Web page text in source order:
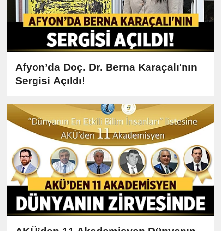
Afyon’da Doç. Dr. Berna Karaçalı'nın
Sergisi Açıldı!